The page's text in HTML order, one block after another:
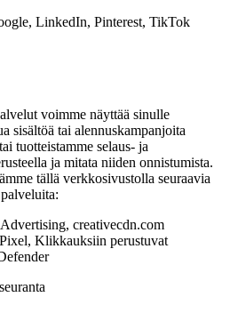
LinkedIn, Pinterest, TikTok
voimme näyttää sinulle
sisältöä tai alennuskampanjoita
tuotteistamme selaus- ja
ja mitata niiden onnistumista.
tällä verkkosivustolla seuraavia
creativecdn.com
Klikkauksiin perustuvat